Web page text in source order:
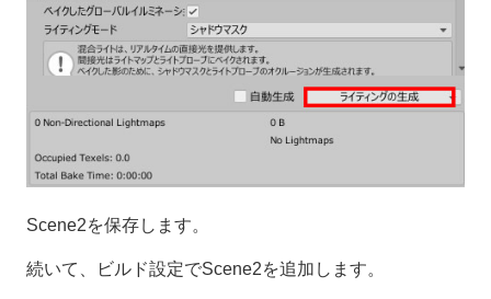
Scene2を保存します。
続いて、ビルド設定でScene2を追加します。